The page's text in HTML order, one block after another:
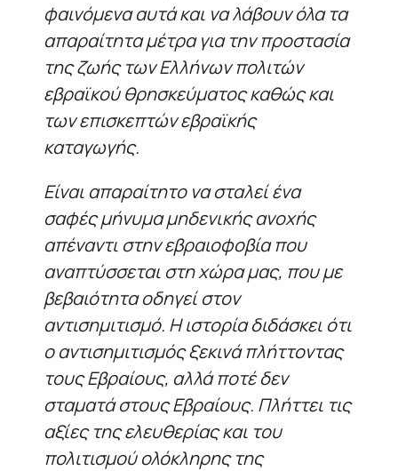
φαινόμενα αυτά και να λάβουν όλα τα
απαραίτητα μέτρα για την προστασία
της ζωής των Ελλήνων πολιτών
εβραϊκού θρησκεύματος καθώς και
των επισκεπτών εβραϊκής
καταγωγής.
Είναι απαραίτητο να σταλεί ένα
σαφές μήνυμα μηδενικής ανοχής
απέναντι στην εβραιοφοβία που
αναπτύσσεται στη χώρα μας, που με
βεβαιότητα οδηγεί στον
αντισημιτισμό. Η ιστορία διδάσκει ότι
ο αντισημιτισμός ξεκινά πλήττοντας
τους Εβραίους, αλλά ποτέ δεν
σταματά στους Εβραίους. Πλήττει τις
αξίες της ελευθερίας και του
πολιτισμού ολόκληρης της